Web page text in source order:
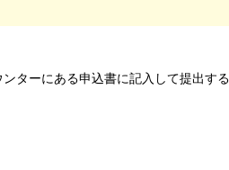
ターにある申込書に記入して提出する